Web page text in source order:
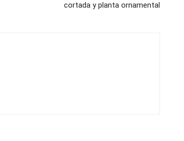
cortada y planta ornamental